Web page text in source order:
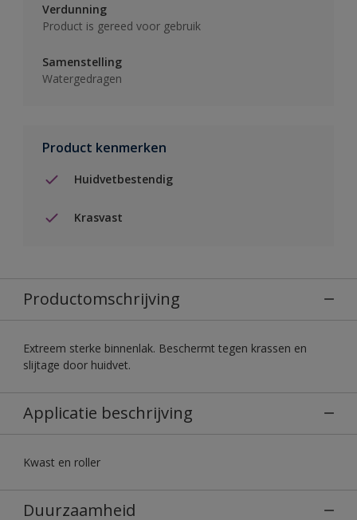
Verdunning
Product is gereed voor gebruik
Samenstelling
Watergedragen
Product kenmerken
Huidvetbestendig
Krasvast
Productomschrijving
Extreem sterke binnenlak. Beschermt tegen krassen en
slijtage door huidvet.
Applicatie beschrijving
Kwast en roller
Duurzaamheid